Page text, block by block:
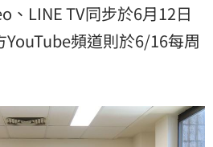
、LINE TV同步於6月12日
頻道則於6/16每周